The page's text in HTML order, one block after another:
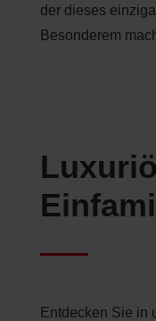
der dieses
Besonderem
Entdecken Sie in